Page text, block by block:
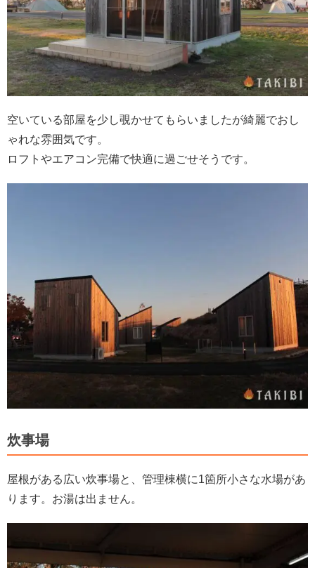
空いている部屋を少し覗かせてもらいましたが綺麗でおし
ゃれな雰囲気です。
ロフトやエアコン完備で快適に過ごせそうです。
炊事場
屋根がある広い炊事場と、管理棟横に1箇所小さな水場があ
ります。お湯は出ません。